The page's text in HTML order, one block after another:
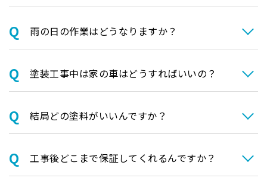
⾬の日の作業はどうなりますか？
塗装⼯事中は家の⾞はどうすればいいの？
結局どの塗料がいいんですか？
⼯事後どこまで保証してくれるんですか？